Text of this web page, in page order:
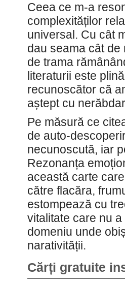
Ceea ce m-a
complexităților
universal. Cu cât
dau seama cât
de trama
literaturii este
recunoscător că
aștept cu
Pe măsură ce
de auto-
necunoscută, iar
Rezonanța
această carte
către flacăra,
estompează cu
vitalitate care nu
domeniu unde
narativității.
Cărți gratuite